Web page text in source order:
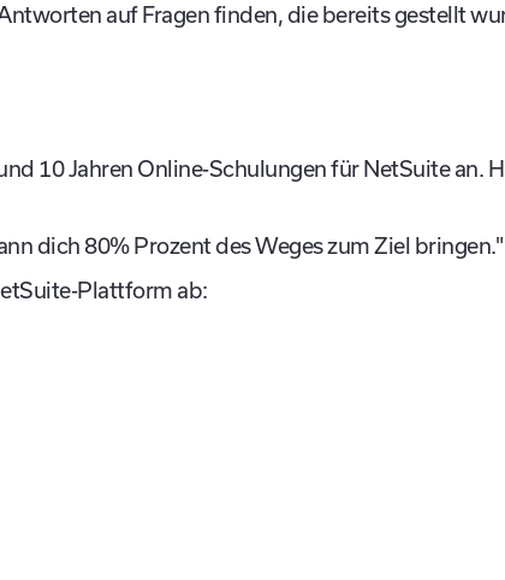
auf Fragen finden, die bereits gestellt
10 Jahren Online-Schulungen für NetSuite an.
dich 80% Prozent des Weges zum Ziel bringen."
Plattform ab: